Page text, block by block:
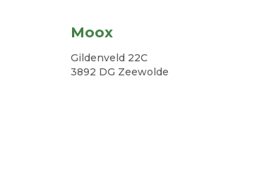
Moox
Gildenveld 22C
3892 DG Zeewolde